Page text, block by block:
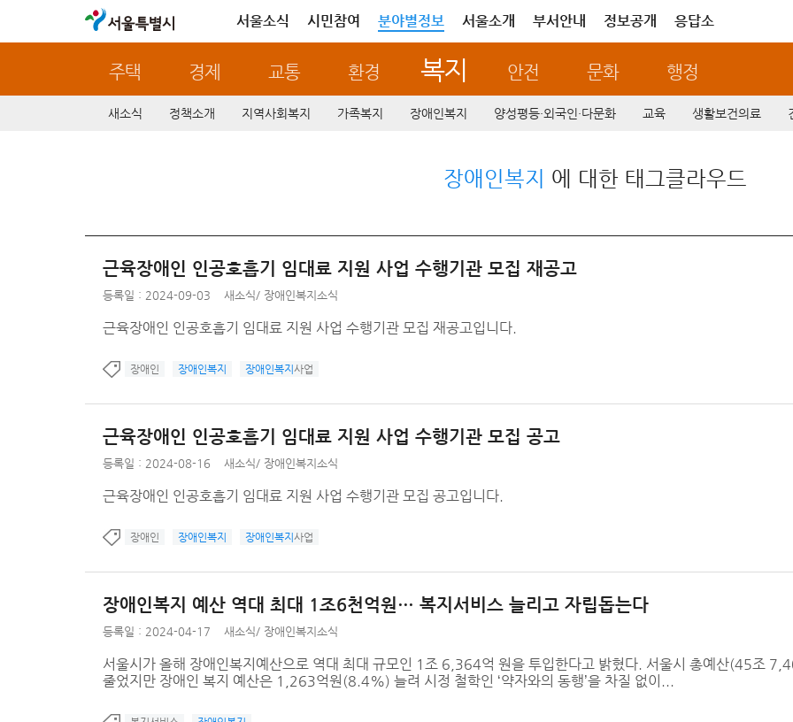
서울특별시 서울소식 시민참여 분야별정보 서울소개 부서안내 정보공개 응답소
주택 경제 교통 환경 복지 안전 문화 행정
새소식 정책소개 지역사회복지 가족복지 장애인복지 양성평등·외국인·다문화 교육 생활보건의료
장애인복지 에 대한 태그클라우드
근육장애인 인공호흡기 임대료 지원 사업 수행기관 모집 재공고
등록일 : 2024-09-03 새소식/ 장애인복지소식
근육장애인 인공호흡기 임대료 지원 사업 수행기관 모집 재공고입니다.
장애인 장애인복지 장애인복지 사업
근육장애인 인공호흡기 임대료 지원 사업 수행기관 모집 공고
등록일 : 2024-08-16 새소식/ 장애인복지소식
근육장애인 인공호흡기 임대료 지원 사업 수행기관 모집 공고입니다.
장애인 장애인복지 장애인복지 사업
장애인복지 예산 역대 최대 1조6천억원… 복지서비스 늘리고 자립돕는다
등록일 : 2024-04-17 새소식/ 장애인복지소식
서울시가 올해 장애인복지예산으로 역대 최대 규모인 1조 6,364억 원을 투입한다고 밝혔다. 서울시 총예산(45조
줄었지만 장애인 복지 예산은 1,263억원(8.4%) 늘려 시정 철학인 ‘약자와의 동행’을 차질 없이...